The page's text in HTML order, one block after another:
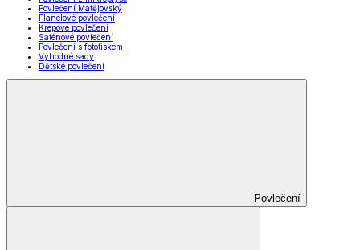
Povlečení Matějovský
Flanelové povlečení
Krepové povlečení
Saténové povlečení
Povlečení s fototiskem
Výhodné sady
Dětské povlečení
Povlečení